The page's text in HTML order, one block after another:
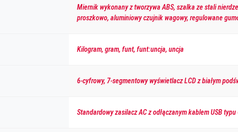
Miernik wykonany z tworzywa ABS, szalka ze stali
proszkowo, aluminiowy czujnik wagowy, regulowane
Kilogram, gram, funt, funt:uncja, uncja
6-cyfrowy, 7-segmentowy wyświetlacz LCD z białym
Standardowy zasilacz AC z odłączanym kablem USB